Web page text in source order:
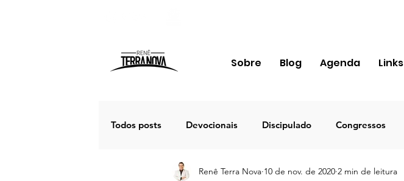
Sobre Blog Agenda Links
Todos posts Devocionais Discipulado Congressos
Estudos Palavra Apostólica Igreja
Renê Terra Nova 10 de nov. de 2020 2 min de leitura